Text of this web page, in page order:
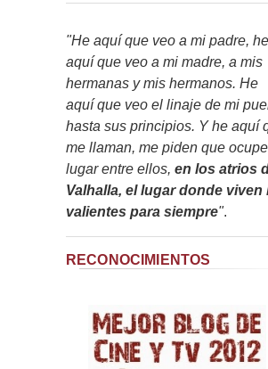
"He aquí que veo a mi padre, he
aquí que veo a mi madre, a mis
hermanas y mis hermanos. He
aquí que veo el linaje de mi
hasta sus principios. Y he aquí
me llaman, me piden que
lugar entre ellos, en los atrios
Valhalla, el lugar donde viven
valientes para siempre".
RECONOCIMIENTOS